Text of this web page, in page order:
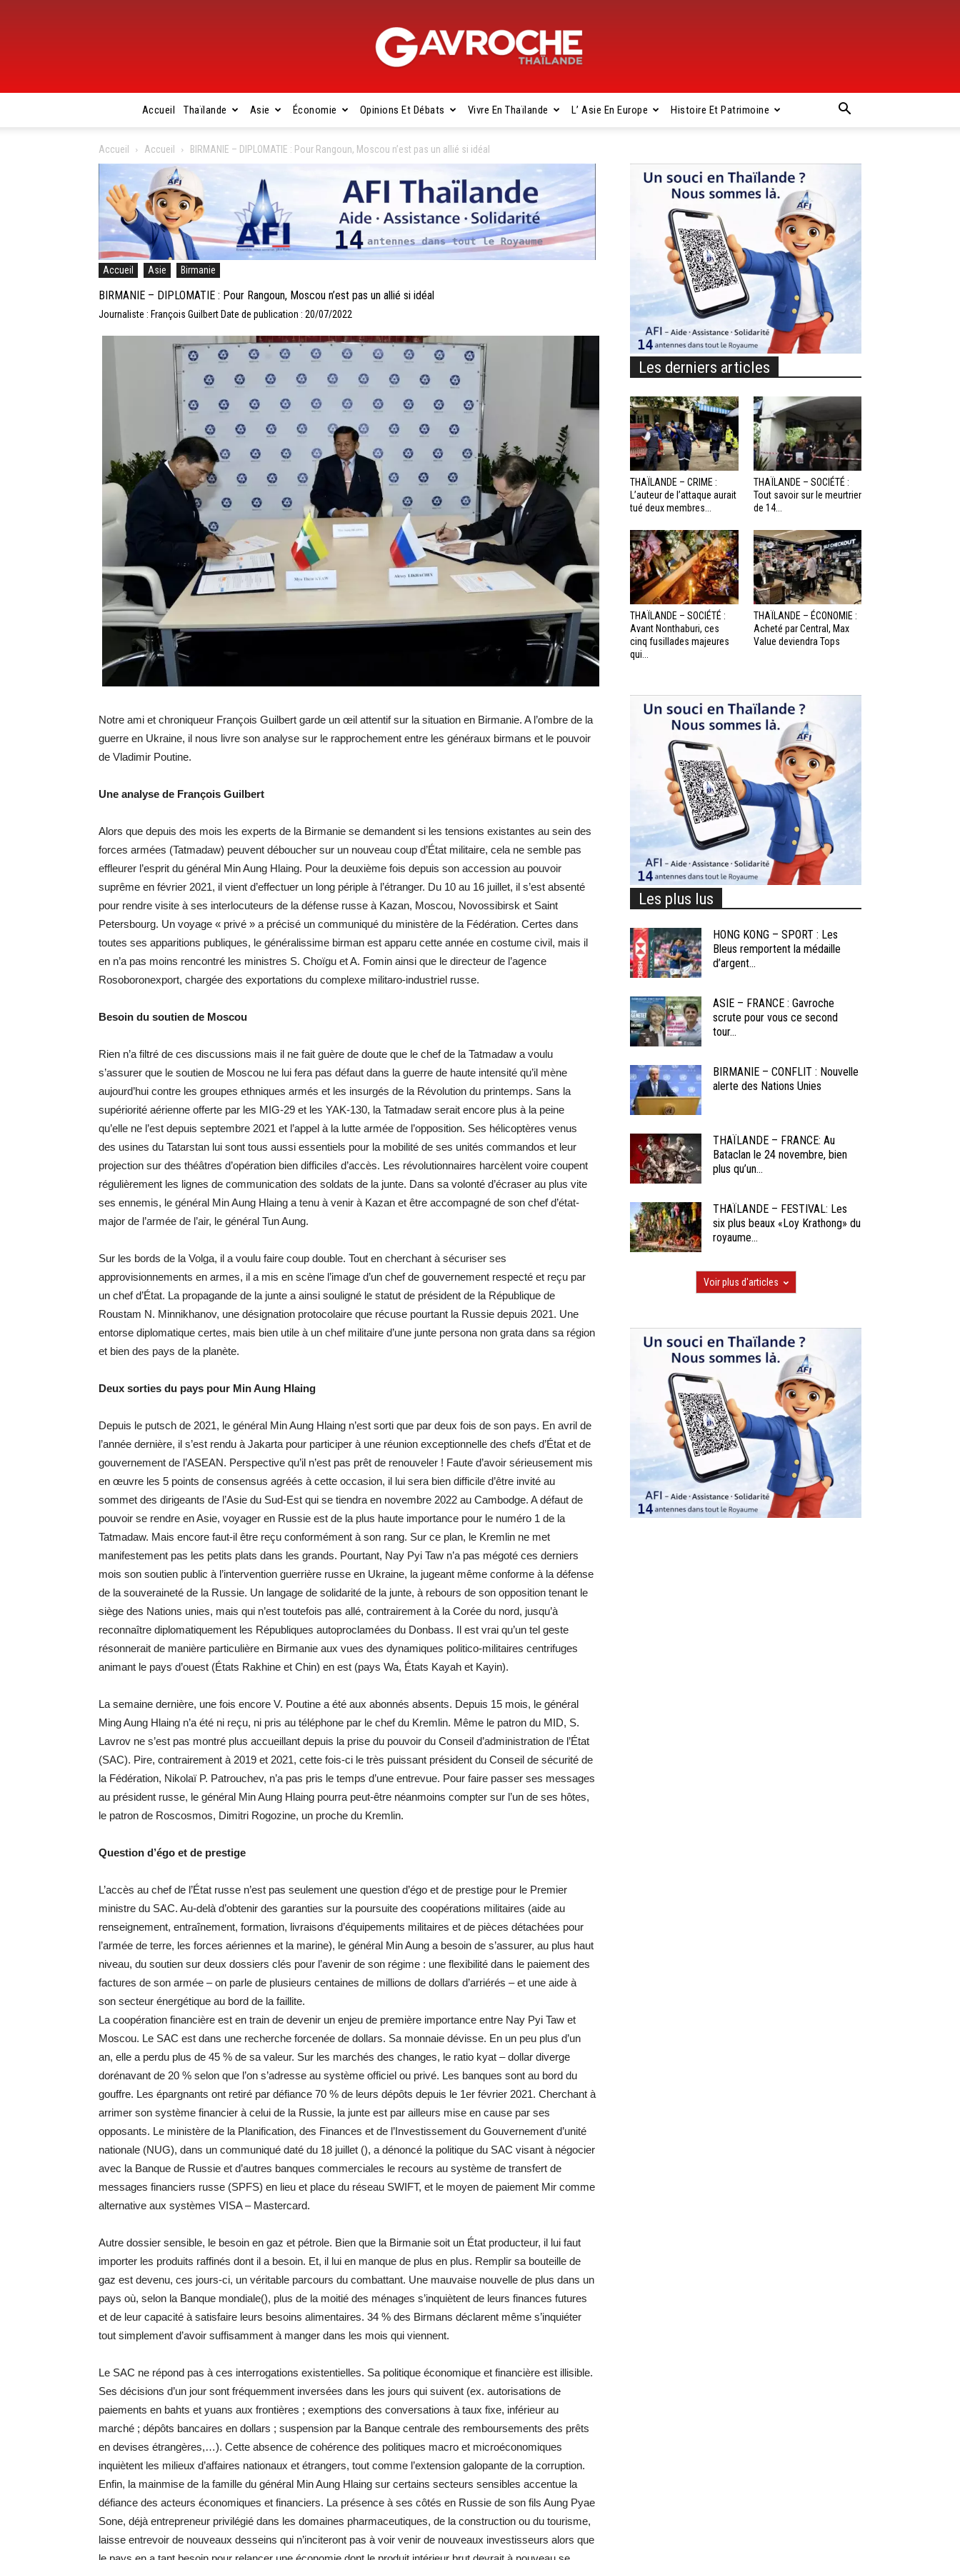
Gavroche
Thaïlande
Accueil Thaïlande Asie Économie Opinions Et Débats Vivre En Thaïlande L’ Asie En Europe Histoire Et Patrimoine
Accueil Accueil BIRMANIE – DIPLOMATIE : Pour Rangoun, Moscou n’est pas un allié si idéal
Accueil Asie Birmanie
BIRMANIE – DIPLOMATIE : Pour Rangoun, Moscou n’est pas un allié si idéal
Journaliste : François Guilbert Date de publication : 20/07/2022
Notre ami et chroniqueur François Guilbert garde un œil attentif sur la situation en Birmanie. A l’ombre de la
guerre en Ukraine, il nous livre son analyse sur le rapprochement entre les généraux birmans et le pouvoir
de Vladimir Poutine.
Une analyse de François Guilbert
Alors que depuis des mois les experts de la Birmanie se demandent si les tensions existantes au sein des
forces armées (Tatmadaw) peuvent déboucher sur un nouveau coup d’État militaire, cela ne semble pas
effleurer l’esprit du général Min Aung Hlaing. Pour la deuxième fois depuis son accession au pouvoir
suprême en février 2021, il vient d’effectuer un long périple à l’étranger. Du 10 au 16 juillet, il s’est absenté
pour rendre visite à ses interlocuteurs de la défense russe à Kazan, Moscou, Novossibirsk et Saint
Petersbourg. Un voyage « privé » a précisé un communiqué du ministère de la Fédération. Certes dans
toutes ses apparitions publiques, le généralissime birman est apparu cette année en costume civil, mais il
en n’a pas moins rencontré les ministres S. Choïgu et A. Fomin ainsi que le directeur de l’agence
Rosoboronexport, chargée des exportations du complexe militaro-industriel russe.
Besoin du soutien de Moscou
Rien n’a filtré de ces discussions mais il ne fait guère de doute que le chef de la Tatmadaw a voulu
s’assurer que le soutien de Moscou ne lui fera pas défaut dans la guerre de haute intensité qu’il mène
aujourd’hui contre les groupes ethniques armés et les insurgés de la Révolution du printemps. Sans la
supériorité aérienne offerte par les MIG-29 et les YAK-130, la Tatmadaw serait encore plus à la peine
qu’elle ne l’est depuis septembre 2021 et l’appel à la lutte armée de l’opposition. Ses hélicoptères venus
des usines du Tatarstan lui sont tous aussi essentiels pour la mobilité de ses unités commandos et leur
projection sur des théâtres d’opération bien difficiles d’accès. Les révolutionnaires harcèlent voire coupent
régulièrement les lignes de communication des soldats de la junte. Dans sa volonté d’écraser au plus vite
ses ennemis, le général Min Aung Hlaing a tenu à venir à Kazan et être accompagné de son chef d’état-
major de l’armée de l’air, le général Tun Aung.
Sur les bords de la Volga, il a voulu faire coup double. Tout en cherchant à sécuriser ses
approvisionnements en armes, il a mis en scène l’image d’un chef de gouvernement respecté et reçu par
un chef d’État. La propagande de la junte a ainsi souligné le statut de président de la République de
Roustam N. Minnikhanov, une désignation protocolaire que récuse pourtant la Russie depuis 2021. Une
entorse diplomatique certes, mais bien utile à un chef militaire d’une junte persona non grata dans sa région
et bien des pays de la planète.
Deux sorties du pays pour Min Aung Hlaing
Depuis le putsch de 2021, le général Min Aung Hlaing n’est sorti que par deux fois de son pays. En avril de
l’année dernière, il s’est rendu à Jakarta pour participer à une réunion exceptionnelle des chefs d’État et de
gouvernement de l’ASEAN. Perspective qu’il n’est pas prêt de renouveler ! Faute d’avoir sérieusement mis
en œuvre les 5 points de consensus agréés à cette occasion, il lui sera bien difficile d’être invité au
sommet des dirigeants de l’Asie du Sud-Est qui se tiendra en novembre 2022 au Cambodge. A défaut de
pouvoir se rendre en Asie, voyager en Russie est de la plus haute importance pour le numéro 1 de la
Tatmadaw. Mais encore faut-il être reçu conformément à son rang. Sur ce plan, le Kremlin ne met
manifestement pas les petits plats dans les grands. Pourtant, Nay Pyi Taw n’a pas mégoté ces derniers
mois son soutien public à l’intervention guerrière russe en Ukraine, la jugeant même conforme à la défense
de la souveraineté de la Russie. Un langage de solidarité de la junte, à rebours de son opposition tenant le
siège des Nations unies, mais qui n’est toutefois pas allé, contrairement à la Corée du nord, jusqu’à
reconnaître diplomatiquement les Républiques autoproclamées du Donbass. Il est vrai qu’un tel geste
résonnerait de manière particulière en Birmanie aux vues des dynamiques politico-militaires centrifuges
animant le pays d’ouest (États Rakhine et Chin) en est (pays Wa, États Kayah et Kayin).
La semaine dernière, une fois encore V. Poutine a été aux abonnés absents. Depuis 15 mois, le général
Ming Aung Hlaing n’a été ni reçu, ni pris au téléphone par le chef du Kremlin. Même le patron du MID, S.
Lavrov ne s’est pas montré plus accueillant depuis la prise du pouvoir du Conseil d’administration de l’État
(SAC). Pire, contrairement à 2019 et 2021, cette fois-ci le très puissant président du Conseil de sécurité de
la Fédération, Nikolaï P. Patrouchev, n’a pas pris le temps d’une entrevue. Pour faire passer ses messages
au président russe, le général Min Aung Hlaing pourra peut-être néanmoins compter sur l’un de ses hôtes,
le patron de Roscosmos, Dimitri Rogozine, un proche du Kremlin.
Question d’égo et de prestige
L’accès au chef de l’État russe n’est pas seulement une question d’égo et de prestige pour le Premier
ministre du SAC. Au-delà d’obtenir des garanties sur la poursuite des coopérations militaires (aide au
renseignement, entraînement, formation, livraisons d’équipements militaires et de pièces détachées pour
l’armée de terre, les forces aériennes et la marine), le général Min Aung a besoin de s’assurer, au plus haut
niveau, du soutien sur deux dossiers clés pour l’avenir de son régime : une flexibilité dans le paiement des
factures de son armée – on parle de plusieurs centaines de millions de dollars d’arriérés – et une aide à
son secteur énergétique au bord de la faillite.
La coopération financière est en train de devenir un enjeu de première importance entre Nay Pyi Taw et
Moscou. Le SAC est dans une recherche forcenée de dollars. Sa monnaie dévisse. En un peu plus d’un
an, elle a perdu plus de 45 % de sa valeur. Sur les marchés des changes, le ratio kyat – dollar diverge
dorénavant de 20 % selon que l’on s’adresse au système officiel ou privé. Les banques sont au bord du
gouffre. Les épargnants ont retiré par défiance 70 % de leurs dépôts depuis le 1er février 2021. Cherchant à
arrimer son système financier à celui de la Russie, la junte est par ailleurs mise en cause par ses
opposants. Le ministère de la Planification, des Finances et de l’Investissement du Gouvernement d’unité
nationale (NUG), dans un communiqué daté du 18 juillet (), a dénoncé la politique du SAC visant à négocier
avec la Banque de Russie et d’autres banques commerciales le recours au système de transfert de
messages financiers russe (SPFS) en lieu et place du réseau SWIFT, et le moyen de paiement Mir comme
alternative aux systèmes VISA – Mastercard.
Autre dossier sensible, le besoin en gaz et pétrole. Bien que la Birmanie soit un État producteur, il lui faut
importer les produits raffinés dont il a besoin. Et, il lui en manque de plus en plus. Remplir sa bouteille de
gaz est devenu, ces jours-ci, un véritable parcours du combattant. Une mauvaise nouvelle de plus dans un
pays où, selon la Banque mondiale(), plus de la moitié des ménages s’inquiètent de leurs finances futures
et de leur capacité à satisfaire leurs besoins alimentaires. 34 % des Birmans déclarent même s’inquiéter
tout simplement d’avoir suffisamment à manger dans les mois qui viennent.
Le SAC ne répond pas à ces interrogations existentielles. Sa politique économique et financière est illisible.
Ses décisions d’un jour sont fréquemment inversées dans les jours qui suivent (ex. autorisations de
paiements en bahts et yuans aux frontières ; exemptions des conversations à taux fixe, inférieur au
marché ; dépôts bancaires en dollars ; suspension par la Banque centrale des remboursements des prêts
en devises étrangères,…). Cette absence de cohérence des politiques macro et microéconomiques
inquiètent les milieux d’affaires nationaux et étrangers, tout comme l’extension galopante de la corruption.
Enfin, la mainmise de la famille du général Min Aung Hlaing sur certains secteurs sensibles accentue la
défiance des acteurs économiques et financiers. La présence à ses côtés en Russie de son fils Aung Pyae
Sone, déjà entrepreneur privilégié dans les domaines pharmaceutiques, de la construction ou du tourisme,
laisse entrevoir de nouveaux desseins qui n’inciteront pas à voir venir de nouveaux investisseurs alors que
Les derniers articles
THAÏLANDE – CRIME :
L’auteur de l’attaque aurait
tué deux membres...
THAÏLANDE – SOCIÉTÉ :
Tout savoir sur le meurtrier
de 14...
THAÏLANDE – SOCIÉTÉ :
Avant Nonthaburi, ces
cinq fusillades majeures
qui...
THAÏLANDE – ÉCONOMIE :
Acheté par Central, Max
Value deviendra Tops
Les plus lus
HONG KONG – SPORT : Les
Bleus remportent la médaille
d’argent...
ASIE – FRANCE : Gavroche
scrute pour vous ce second
tour...
BIRMANIE – CONFLIT : Nouvelle
alerte des Nations Unies
THAÏLANDE – FRANCE: Au
Bataclan le 24 novembre, bien
plus qu’un...
THAÏLANDE – FESTIVAL: Les
six plus beaux «Loy Krathong» du
royaume...
Voir plus d'articles